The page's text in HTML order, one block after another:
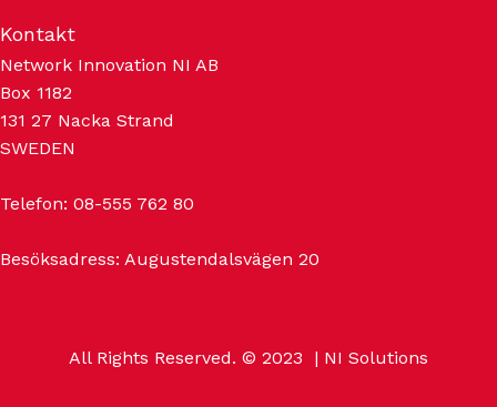
Kontakt
Network Innovation NI AB
Box 1182
131 27 Nacka Strand
SWEDEN
Telefon: 08-555 762 80
Besöksadress: Augustendalsvägen 20
All Rights Reserved. © 2023 | NI Solutions